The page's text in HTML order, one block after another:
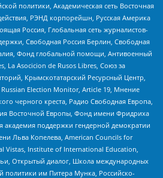
политики, Академическая сеть Восточная
РЭНД корпорейшн, Русская Америка
Россия, Глобальная сеть журналистов-
Свободная Россия Берлин, Свободная
Фонд глобальной помощи, Антивоенный
La Asocicion de Rusos Libres, Союз за
Крымскотатарский Ресурсный Центр,
Election Monitor, Article 19, Мнение
черного креста, Радио Свободная Европа,
Восточной Европы, Фонд имени Фридриха
академия поддержки гендерной демократии
Льва Копелева, American Councils for
Vistas, Institute of International Education,
Открытый диалог, Школа международных
политики им Питера Мунка, Российско-